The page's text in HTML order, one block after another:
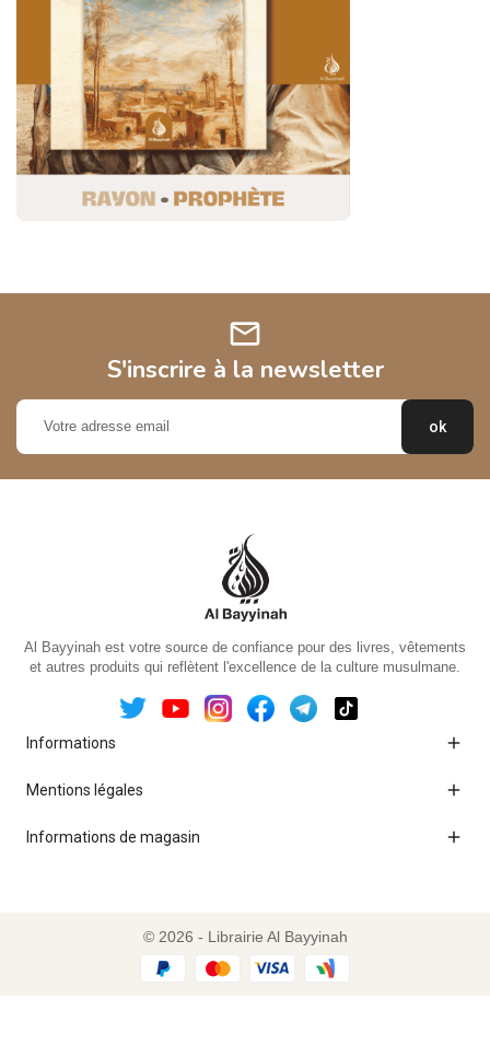
mail
S'inscrire à la newsletter
Al Bayyinah est votre source de confiance pour des livres, vêtements
et autres produits qui reflètent l'excellence de la culture musulmane.
Informations 
Mentions légales 
Informations de magasin 
© 2026 - Librairie Al Bayyinah